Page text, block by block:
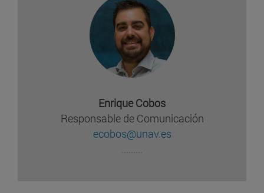
Enrique Cobos
Responsable de Comunicación
ecobos@unav.es
.........